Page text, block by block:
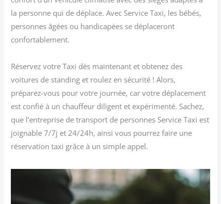
la personne qui de déplace. Avec Service Taxi, les bébés,
personnes âgées ou handicapées se déplaceront
confortablement.
Réservez votre Taxi dès maintenant et obtenez des
voitures de standing et roulez en sécurité ! Alors,
préparez-vous pour votre journée, car votre déplacement
est confié à un chauffeur diligent et expérimenté. Sachez,
que l’entreprise de transport de personnes Service Taxi est
joignable 7/7j et 24/24h, ainsi vous pourrez faire une
réservation taxi grâce à un simple appel.